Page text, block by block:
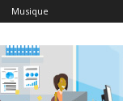
Musique